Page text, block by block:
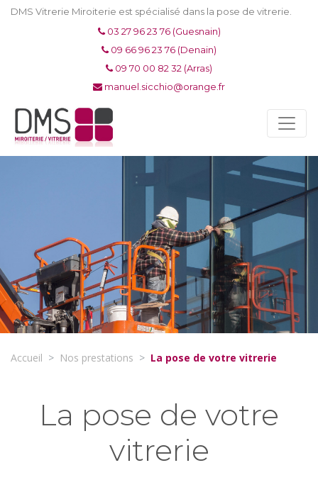
DMS Vitrerie Miroiterie est spécialisé dans la pose de vitrerie.
03 27 96 23 76 (Guesnain)
09 66 96 23 76 (Denain)
09 70 00 82 32 (Arras)
manuel.sicchio@orange.fr
Accueil Nos prestations La pose de votre vitrerie
La pose de votre
vitrerie